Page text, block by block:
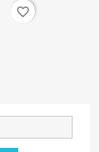
favorite_border